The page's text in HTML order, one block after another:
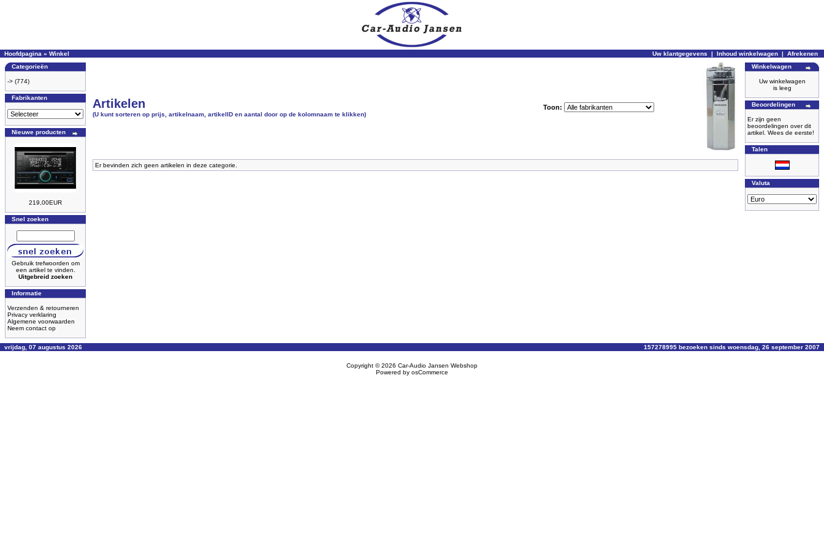
Hoofdpagina » Winkel Uw klantgegevens | Inhoud winkelwagen | Afrekenen
Categorieën
-> (774)
Fabrikanten
Nieuwe producten
219,00EUR
Snel zoeken
Gebruik trefwoorden om
een artikel te vinden.
Uitgebreid zoeken
Informatie
Verzenden & retourneren
Privacy verklaring
Algemene voorwaarden
Neem contact op
Artikelen
(U kunt sorteren op prijs, artikelnaam, artikelID en aantal door op de kolomnaam te klikken)
Toon:
Er bevinden zich geen artikelen in deze categorie.
Winkelwagen
Uw winkelwagen
is leeg
Beoordelingen
Er zijn geen
beoordelingen over dit
artikel. Wees de eerste!
Talen
Valuta
vrijdag, 07 augustus 2026 157278995 bezoeken sinds woensdag, 26 september 2007
Copyright © 2026 Car-Audio Jansen Webshop
Powered by osCommerce